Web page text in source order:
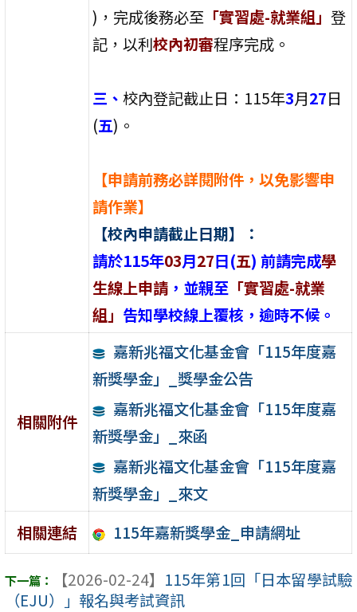
)，完成後務必至 「實習處-就業組」登
記，以利校內初審程序完成。
三、校內登記截止日：115年3月27日
(五)。
【申請前務必詳閱附件，以免影響申
請作業】
【校內申請截止日期】：
請於115年03月27日(五) 前請完成學
生線上申請 ，並親至 「實習處-就業
組」 告知學校線上覆核，逾時不候。
相關附件
嘉新兆福文化基金會「115年度嘉
新獎學金」_獎學金公告
嘉新兆福文化基金會「115年度嘉
新獎學金」_來函
嘉新兆福文化基金會「115年度嘉
新獎學金」_來文
相關連結
115年嘉新獎學金_申請網址
【2026-02-24】 115年第1回「日本留學試驗
（EJU）」報名與考試資訊